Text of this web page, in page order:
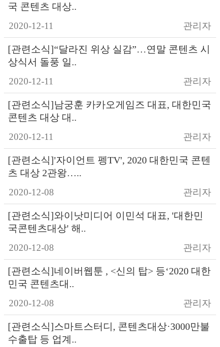
국 콘텐츠 대상..
2020-12-11 관리자
[관련소식]“달라진 위상 실감”…연말 콘텐츠 시
상식서 돌풍 일..
2020-12-11 관리자
[관련소식]남궁훈 카카오게임즈 대표, 대한민국
콘텐츠 대상 대..
2020-12-11 관리자
[관련소식]'자이언트 펭TV', 2020 대한민국 콘텐
츠 대상 2관왕…..
2020-12-08 관리자
[관련소식]와이낫미디어 이민석 대표, '대한민
국콘텐츠대상' 해..
2020-12-08 관리자
[관련소식]네이버웹툰 , <신의 탑> 등‘2020 대한
민국 콘텐츠대..
2020-12-08 관리자
[관련소식]스마트스터디, 콘텐츠대상·3000만불
수출탑 등 업계..